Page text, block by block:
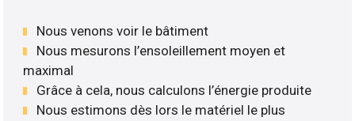
Nous venons voir le bâtiment
Nous mesurons l’ensoleillement moyen et
maximal
Grâce à cela, nous calculons l’énergie produite
Nous estimons dès lors le matériel le plus